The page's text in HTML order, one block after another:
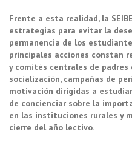
Frente a esta realidad, la
estrategias para evitar la
permanencia de los
principales acciones constan
y comités centrales de padres
socialización, campañas de
motivación dirigidas a
de concienciar sobre la
en las instituciones rurales y
cierre del año lectivo.